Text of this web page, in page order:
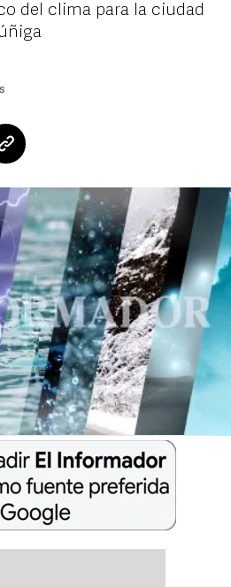
del clima para la ciudad